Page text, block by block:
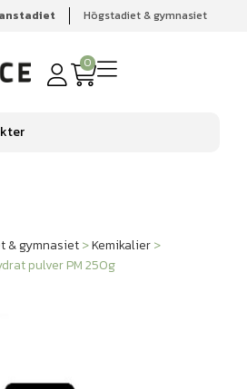
Högstadiet & gymnasiet
0
Kemikalier
PM 250g
& gymnasiet>Kemikalier>
pulver PM 250g